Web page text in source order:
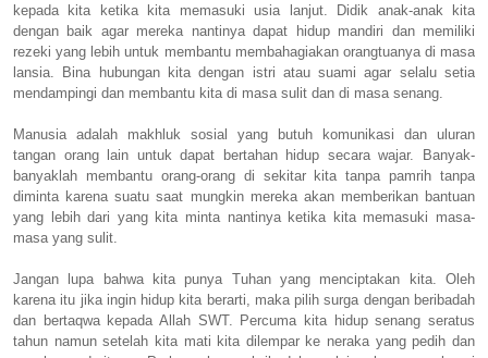
kepada kita ketika kita memasuki usia lanjut. Didik anak-anak kita
dengan baik agar mereka nantinya dapat hidup mandiri dan memiliki
rezeki yang lebih untuk membantu membahagiakan orangtuanya di masa
lansia. Bina hubungan kita dengan istri atau suami agar selalu setia
mendampingi dan membantu kita di masa sulit dan di masa senang.
Manusia adalah makhluk sosial yang butuh komunikasi dan uluran
tangan orang lain untuk dapat bertahan hidup secara wajar. Banyak-
banyaklah membantu orang-orang di sekitar kita tanpa pamrih tanpa
diminta karena suatu saat mungkin mereka akan memberikan bantuan
yang lebih dari yang kita minta nantinya ketika kita memasuki masa-
masa yang sulit.
Jangan lupa bahwa kita punya Tuhan yang menciptakan kita. Oleh
karena itu jika ingin hidup kita berarti, maka pilih surga dengan beribadah
dan bertaqwa kepada Allah SWT. Percuma kita hidup senang seratus
tahun namun setelah kita mati kita dilempar ke neraka yang pedih dan